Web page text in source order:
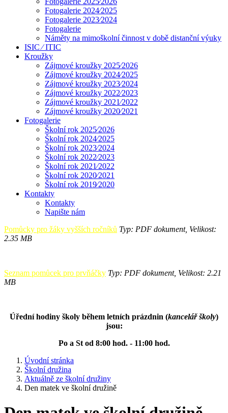
Fotogalerie 2024⁄2025
Fotogalerie 2023⁄2024
Fotogalerie
Náměty na mimoškolní činnost v době distanční výuky
ISIC ⁄ ITIC
Kroužky
Zájmové kroužky 2025⁄2026
Zájmové kroužky 2024⁄2025
Zájmové kroužky 2023⁄2024
Zájmové kroužky 2022⁄2023
Zájmové kroužky 2021⁄2022
Zájmové kroužky 2020⁄2021
Fotogalerie
Školní rok 2025⁄2026
Školní rok 2024⁄2025
Školní rok 2023⁄2024
Školní rok 2022⁄2023
Školní rok 2021⁄2022
Školní rok 2020⁄2021
Školní rok 2019⁄2020
Kontakty
Kontakty
Napište nám
Pomůcky pro žáky vyšších ročníků Typ: PDF dokument, Velikost:
2.35 MB
Seznam pomůcek pro prvňáčky Typ: PDF dokument, Velikost: 2.21
MB
Úřední hodiny školy během letních prázdnin (kancelář školy)
jsou:
Po a St od 8:00 hod. - 11:00 hod.
Úvodní stránka
Školní družina
Aktuálně ze školní družiny
Den matek ve školní družině